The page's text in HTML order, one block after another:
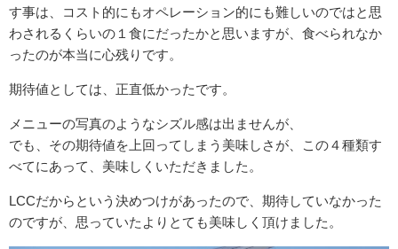
す事は、コスト的にもオペレーション的にも難しいのではと思
わされるくらいの１食にだったかと思いますが、食べられなか
ったのが本当に心残りです。
期待値としては、正直低かったです。
メニューの写真のようなシズル感は出ませんが、
でも、その期待値を上回ってしまう美味しさが、この４種類す
べてにあって、美味しくいただきました。
LCCだからという決めつけがあったので、期待していなかった
のですが、思っていたよりとても美味しく頂けました。